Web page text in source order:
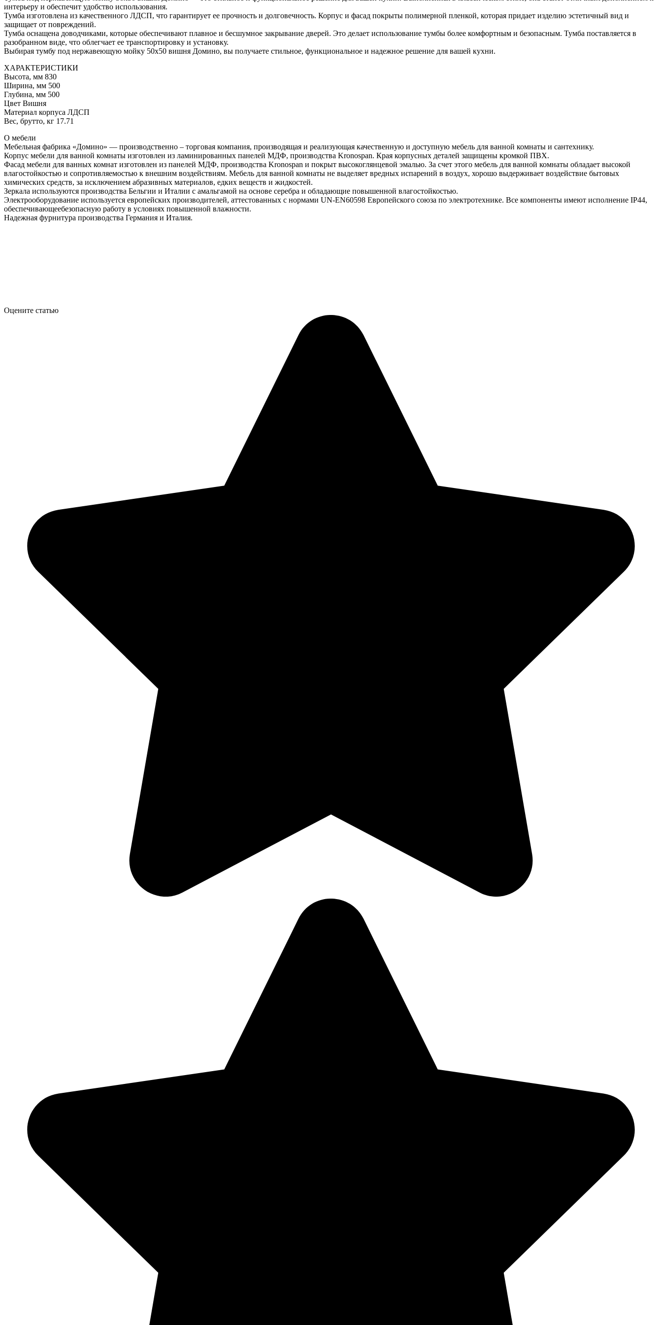
интерьеру и обеспечит удобство использования.
Тумба изготовлена из качественного ЛДСП, что гарантирует ее прочность и долговечность. Корпус и фасад покрыты полимерной пленкой, которая придает изделию эстетичный вид и
защищает от повреждений.
Тумба оснащена доводчиками, которые обеспечивают плавное и бесшумное закрывание дверей. Это делает использование тумбы более комфортным и безопасным. Тумба поставляется в
разобранном виде, что облегчает ее транспортировку и установку.
Выбирая тумбу под нержавеющую мойку 50х50 вишня Домино, вы получаете стильное, функциональное и надежное решение для вашей кухни.
ХАРАКТЕРИСТИКИ
Высота, мм 830
Ширина, мм 500
Глубина, мм 500
Цвет Вишня
Материал корпуса ЛДСП
Вес, брутто, кг 17.71
О мебели
Мебельная фабрика «Домино» — производственно – торговая компания, производящая и реализующая качественную и доступную мебель для ванной комнаты и сантехнику.
Корпус мебели для ванной комнаты изготовлен из ламинированных панелей МДФ, производства Kronospan. Края корпусных деталей защищены кромкой ПВХ.
Фасад мебели для ванных комнат изготовлен из панелей МДФ, производства Kronospan и покрыт высокоглянцевой эмалью. За счет этого мебель для ванной комнаты обладает высокой
влагостойкостью и сопротивляемостью к внешним воздействиям. Мебель для ванной комнаты не выделяет вредных испарений в воздух, хорошо выдерживает воздействие бытовых
химических средств, за исключением абразивных материалов, едких веществ и жидкостей.
Зеркала используются производства Бельгии и Италии с амальгамой на основе серебра и обладающие повышенной влагостойкостью.
Электрооборудование используется европейских производителей, аттестованных с нормами UN-EN60598 Европейского союза по электротехнике. Все компоненты имеют исполнение IP44,
обеспечивающеебезопасную работу в условиях повышенной влажности.
Надежная фурнитура производства Германия и Италия.
Оцените статью